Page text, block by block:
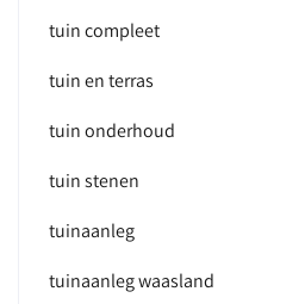
tuin compleet
tuin en terras
tuin onderhoud
tuin stenen
tuinaanleg
tuinaanleg waasland